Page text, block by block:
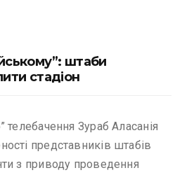
штаби
стадіон
телебачення Зураб Аласанія
представників штабів
з приводу проведення